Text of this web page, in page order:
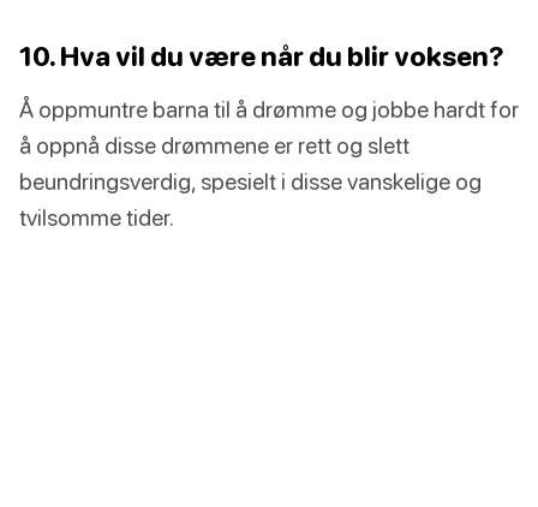
10. Hva vil du være når du blir voksen?
Å oppmuntre barna til å drømme og jobbe hardt for
å oppnå disse drømmene er rett og slett
beundringsverdig, spesielt i disse vanskelige og
tvilsomme tider.